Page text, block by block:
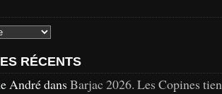
RÉCENTS
André dans Barjac 2026. Les Copines